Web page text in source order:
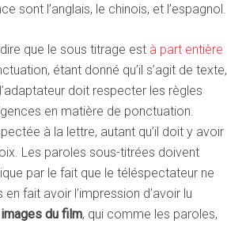
sont l’anglais, le chinois, et l’espagnol.
que le sous titrage est à part entière
étant donné qu’il s’agit de texte,
doit respecter les règles
en matière de ponctuation.
à la lettre, autant qu’il doit y avoir
Les paroles sous-titrées doivent
par le fait que le téléspectateur ne
fait avoir l’impression d’avoir lu
du film, qui comme les paroles,